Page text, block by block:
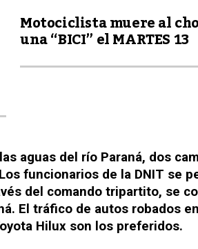
Motociclista muere al
una “BICI” el MARTES 13
aguas del río Paraná, dos
funcionarios de la DNIT se
del comando tripartito, se
El tráfico de autos robados
Hilux son los preferidos.